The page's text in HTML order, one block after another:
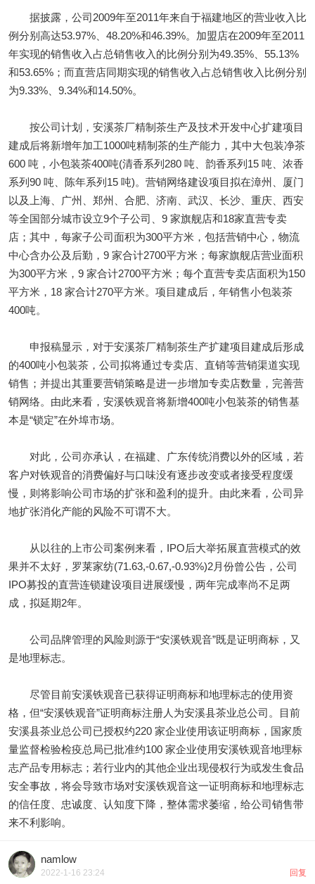
据披露，公司2009年至2011年来自于福建地区的营业收入比
例分别高达53.97%、48.20%和46.39%。加盟店在2009年至2011
年实现的销售收入占总销售收入的比例分别为49.35%、55.13%
和53.65%；而直营店同期实现的销售收入占总销售收入比例分别
为9.33%、9.34%和14.50%。
按公司计划，安溪茶厂精制茶生产及技术开发中心扩建项目
建成后将新增年加工1000吨精制茶的生产能力，其中大包装净茶
600 吨，小包装茶400吨(清香系列280 吨、韵香系列15 吨、浓香
系列90 吨、陈年系列15 吨)。营销网络建设项目拟在漳州、厦门
以及上海、广州、郑州、合肥、济南、武汉、长沙、重庆、西安
等全国部分城市设立9个子公司、9 家旗舰店和18家直营专卖
店；其中，每家子公司面积为300平方米，包括营销中心，物流
中心含办公及后勤，9 家合计2700平方米；每家旗舰店营业面积
为300平方米，9 家合计2700平方米；每个直营专卖店面积为150
平方米，18 家合计270平方米。项目建成后，年销售小包装茶
400吨。
申报稿显示，对于安溪茶厂精制茶生产扩建项目建成后形成
的400吨小包装茶，公司拟将通过专卖店、直销等营销渠道实现
销售；并提出其重要营销策略是进一步增加专卖店数量，完善营
销网络。由此来看，安溪铁观音将新增400吨小包装茶的销售基
本是“锁定”在外埠市场。
对此，公司亦承认，在福建、广东传统消费以外的区域，若
客户对铁观音的消费偏好与口味没有逐步改变或者接受程度缓
慢，则将影响公司市场的扩张和盈利的提升。由此来看，公司异
地扩张消化产能的风险不可谓不大。
从以往的上市公司案例来看，IPO后大举拓展直营模式的效
果并不太好，罗莱家纺(71.63,-0.67,-0.93%)2月份曾公告，公司
IPO募投的直营连锁建设项目进展缓慢，两年完成率尚不足两
成，拟延期2年。
公司品牌管理的风险则源于“安溪铁观音”既是证明商标，又
是地理标志。
尽管目前安溪铁观音已获得证明商标和地理标志的使用资
格，但“安溪铁观音”证明商标注册人为安溪县茶业总公司。目前
安溪县茶业总公司已授权约220 家企业使用该证明商标，国家质
量监督检验检疫总局已批准约100 家企业使用安溪铁观音地理标
志产品专用标志；若行业内的其他企业出现侵权行为或发生食品
安全事故，将会导致市场对安溪铁观音这一证明商标和地理标志
的信任度、忠诚度、认知度下降，整体需求萎缩，给公司销售带
来不利影响。
namlow
2022-1-16 23:24 回复